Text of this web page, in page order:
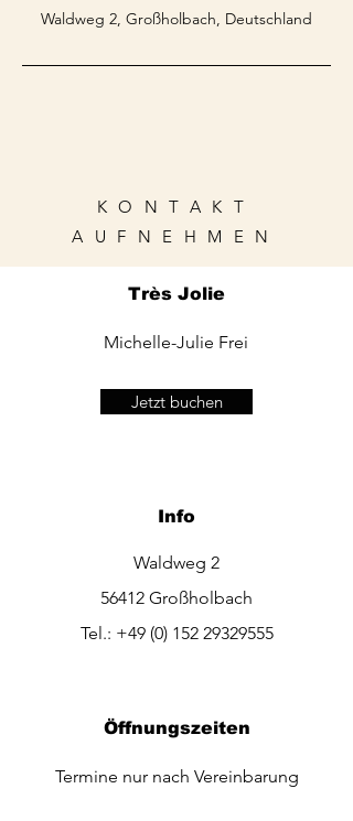
Waldweg 2, Großholbach, Deutschland
KONTAKT
AUFNEHMEN
Très Jolie
Michelle-Julie Frei
Jetzt buchen
Info
Waldweg 2
56412 Großholbach
Tel.: +49 (0) 152 29329555
Öffnungszeiten
Termine nur nach Vereinbarung